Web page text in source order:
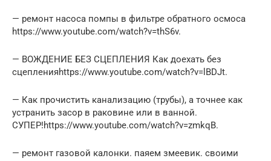
— ремонт насоса помпы в фильтре обратного осмоса
https://www.youtube.com/watch?v=thS6v.
— ВОЖДЕНИЕ БЕЗ СЦЕПЛЕНИЯ Как доехать без
сцепленияhttps://www.youtube.com/watch?v=lBDJt.
— Как прочистить канализацию (трубы), а точнее как
устранить засор в раковине или в ванной.
СУПЕР!https://www.youtube.com/watch?v=zmkqB.
— ремонт газовой калонки. паяем змеевик. своими